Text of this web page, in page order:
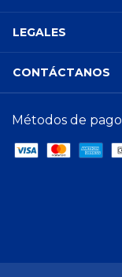
LEGALES
CONTÁCTANOS
Métodos de pago